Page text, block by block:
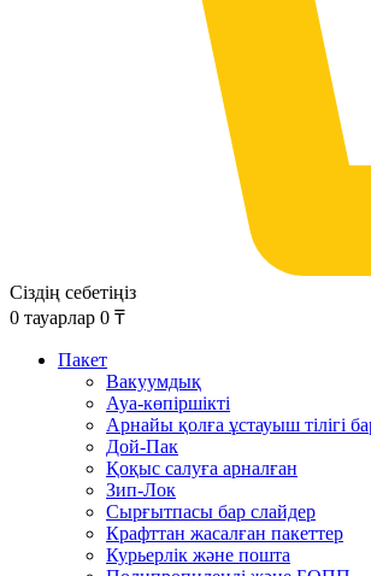
Сіздің себетіңіз
0 тауарлар 0 ₸
Пакет
Вакуумдық
Ауа-көпіршікті
Арнайы қолға ұстауыш тілігі
Дой-Пак
Қоқыс салуға арналған
Зип-Лок
Сырғытпасы бар слайдер
Крафттан жасалған пакеттер
Курьерлік және пошта